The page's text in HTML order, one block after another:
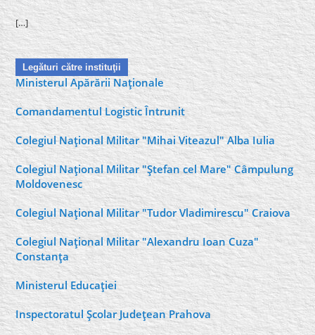
[…]
Legături către instituţii
Ministerul Apărării Naţionale
Comandamentul Logistic Întrunit
Colegiul Naţional Militar "Mihai Viteazul" Alba Iulia
Colegiul Naţional Militar "Ştefan cel Mare" Câmpulung
Moldovenesc
Colegiul Naţional Militar "Tudor Vladimirescu" Craiova
Colegiul Naţional Militar "Alexandru Ioan Cuza"
Constanţa
Ministerul Educaţiei
Inspectoratul Şcolar Judeţean Prahova